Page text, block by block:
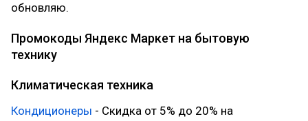
обновляю.
Промокоды Яндекс Маркет на бытовую
технику
Климатическая техника
Кондиционеры - Скидка от 5% до 20% на